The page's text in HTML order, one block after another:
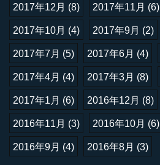
2017年12月 (8) 2017年11月 (6)
2017年10月 (4) 2017年9月 (2)
2017年7月 (5) 2017年6月 (4)
2017年4月 (4) 2017年3月 (8)
2017年1月 (6) 2016年12月 (8)
2016年11月 (3) 2016年10月 (6)
2016年9月 (4) 2016年8月 (3)